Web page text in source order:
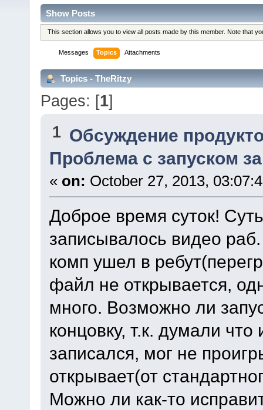
Show Posts
This section allows you to view all posts made by this member. Note that
Messages Topics Attachments
Topics - TheRitzy
Pages: [1]
1 Обсуждение
Проблема с запуском
« on: October 27, 2013,
Доброе время суток!
записывалось видео
комп ушел в
файл не открывается,
много. Возможно ли
концовку, т.к. думали что
записался, мог не
открывает(от
Можно ли как-то